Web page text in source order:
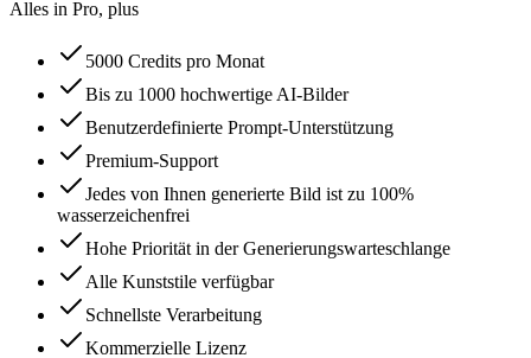
Alles in Pro, plus
5000 Credits pro Monat
Bis zu 1000 hochwertige AI-Bilder
Benutzerdefinierte Prompt-Unterstützung
Premium-Support
Jedes von Ihnen generierte Bild ist zu 100%
wasserzeichenfrei
Hohe Priorität in der Generierungswarteschlange
Alle Kunststile verfügbar
Schnellste Verarbeitung
Kommerzielle Lizenz